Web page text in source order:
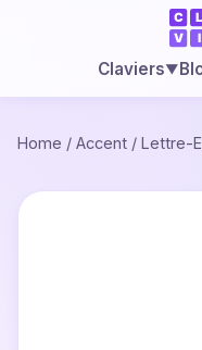
Claviers▼
Home / Accent / Lettre-E